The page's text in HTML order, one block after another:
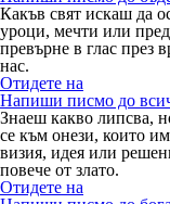
Какъв свят искаш да
уроци, мечти или
превърне в глас през
нас.
Отидете на
Напиши писмо до
Знаеш какво липсва,
се към онези, които
визия, идея или
повече от злато.
Отидете на